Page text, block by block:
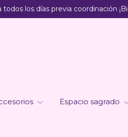
los días previa coordinación
Espacio sagrado